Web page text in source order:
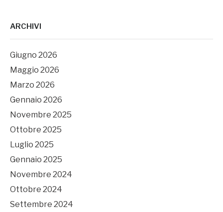
ARCHIVI
Giugno 2026
Maggio 2026
Marzo 2026
Gennaio 2026
Novembre 2025
Ottobre 2025
Luglio 2025
Gennaio 2025
Novembre 2024
Ottobre 2024
Settembre 2024